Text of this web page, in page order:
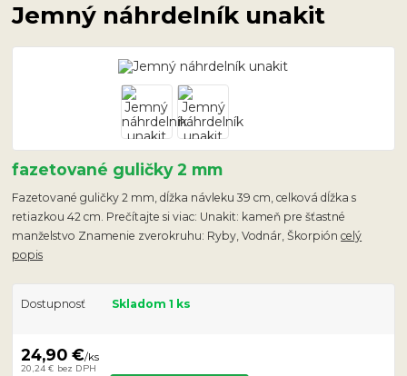
Jemný náhrdelník unakit
fazetované guličky 2 mm
Fazetované guličky 2 mm, dĺžka návleku 39 cm, celková dĺžka s
retiazkou 42 cm. Prečítajte si viac: Unakit: kameň pre šťastné
manželstvo Znamenie zverokruhu: Ryby, Vodnár, Škorpióncelý
popis
Dostupnosť Skladom 1 ks
24,90 €/ks
20,24 € bez DPH